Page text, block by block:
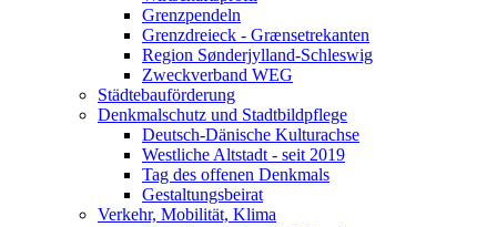
Grenzpendeln
Grenzdreieck - Grænsetrekanten
Region Sønderjylland-Schleswig
Zweckverband WEG
Städtebauförderung
Denkmalschutz und Stadtbildpflege
Deutsch-Dänische Kulturachse
Westliche Altstadt - seit 2019
Tag des offenen Denkmals
Gestaltungsbeirat
Verkehr, Mobilität, Klima